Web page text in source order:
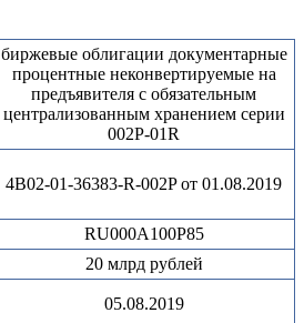
биржевые облигации документарные
процентные неконвертируемые на
предъявителя с обязательным
централизованным хранением серии
002P-01R
4B02-01-36383-R-002P от 01.08.2019
RU000A100P85
20 млрд рублей
05.08.2019